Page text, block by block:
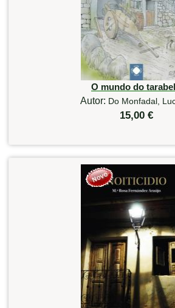
O mundo do
Autor: Do Monfadal,
15,00 €